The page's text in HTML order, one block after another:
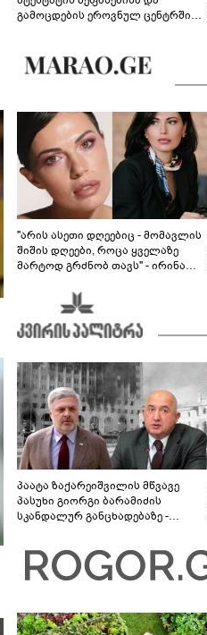
გამოცდების ეროვნულ ცენტრში
"არის ასეთი დღეებიც - მომავლის
შიშის დღეები, როცა ყველაზე
მარტოდ გრძნობ თავს" - ირინა
პაატა ზაქარეიშვილის მწვავე
პასუხი გიორგი ბარამიძის
სკანდალურ განცხადებაზე -
გადმოვასვენე... ბარამიძე კი
ტყუის"